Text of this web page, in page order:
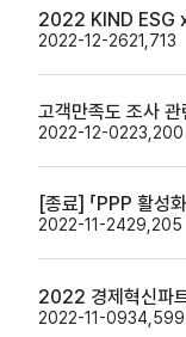
2022-12-2621,713
고객만족도 조사
2022-12-0223,200
2022-11-2429,205
2022-11-0934,599